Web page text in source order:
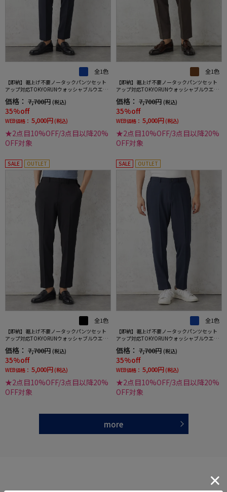
全1色
【即納】裾上げ不要ノータックパンツセット
アップ対応TOKYORUNウォッシャブルウエス
トシャーリングダブルフェイス生地ストレッ
チ通年
価格： 7,700円 (税込)
35%off
WEB価格： 5,000円 (税込)
★2点目10%OFF/3点目以降20%
OFF対象
全1色
【即納】裾上げ不要ノータックパンツセット
アップ対応TOKYORUNウォッシャブルウエス
トシャーリングダブルフェイス生地ストレッ
チ通年
価格： 7,700円 (税込)
35%off
WEB価格： 5,000円 (税込)
★2点目10%OFF/3点目以降20%
OFF対象
SALE OUTLET
全1色
【即納】裾上げ不要ノータックパンツセット
アップ対応TOKYORUNウォッシャブルウエス
トシャーリングブレスエフェクト生地ストレ
ッチ春夏
価格： 7,700円 (税込)
35%off
WEB価格： 5,000円 (税込)
★2点目10%OFF/3点目以降20%
OFF対象
SALE OUTLET
全1色
【即納】裾上げ不要ノータックパンツセット
アップ対応TOKYORUNウォッシャブルウエス
トシャーリングブレスエフェクト生地ストレ
ッチ春夏
価格： 7,700円 (税込)
35%off
WEB価格： 5,000円 (税込)
★2点目10%OFF/3点目以降20%
OFF対象
more